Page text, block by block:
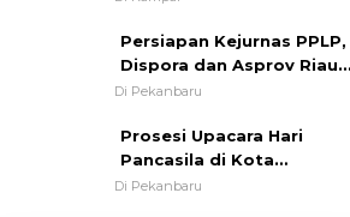
Persiapan Kejurnas PPLP,
Dispora dan Asprov Riau
Tinjau Kelayakan Rumput
Di Pekanbaru
Prosesi Upacara Hari
Pancasila di Kota
Pekanbaru Tetap Khidmat
Di Pekanbaru